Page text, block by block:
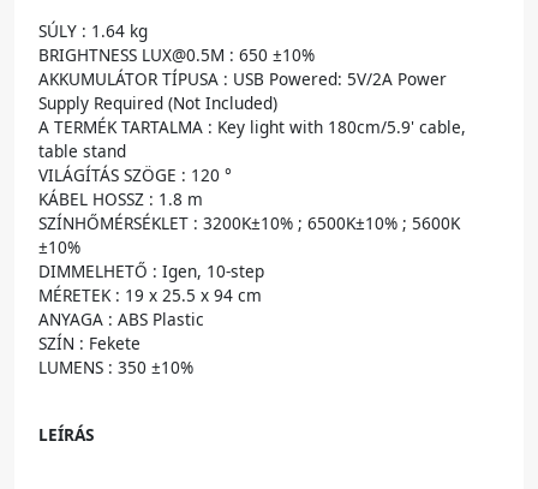
SÚLY : 1.64 kg
BRIGHTNESS LUX@0.5M : 650 ±10%
AKKUMULÁTOR TÍPUSA : USB Powered: 5V/2A Power
Supply Required (Not Included)
A TERMÉK TARTALMA : Key light with 180cm/5.9' cable,
table stand
VILÁGÍTÁS SZÖGE : 120 °
KÁBEL HOSSZ : 1.8 m
SZÍNHŐMÉRSÉKLET : 3200K±10% ; 6500K±10% ; 5600K
±10%
DIMMELHETŐ : Igen, 10-step
MÉRETEK : 19 x 25.5 x 94 cm
ANYAGA : ABS Plastic
SZÍN : Fekete
LUMENS : 350 ±10%
LEÍRÁS